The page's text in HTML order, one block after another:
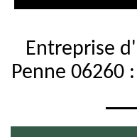
Entreprise
Penne 06260